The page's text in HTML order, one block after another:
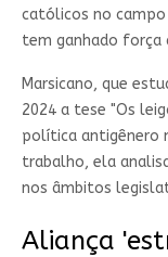
católicos no campo
tem ganhado força
Marsicano, que
2024 a tese "Os
política antigênero
trabalho, ela
nos âmbitos
Aliança